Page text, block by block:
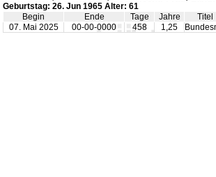
Geburtstag: 26. Jun 1965 Alter: 61
Begin
Ende Tage Jahre Titel
07. Mai 2025
00-00-0000 458 1,25